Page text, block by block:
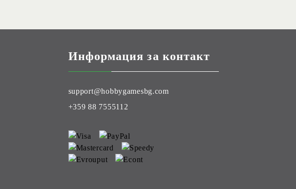
Информация за контакт
support@hobbygamesbg.com
+359 88 7555112